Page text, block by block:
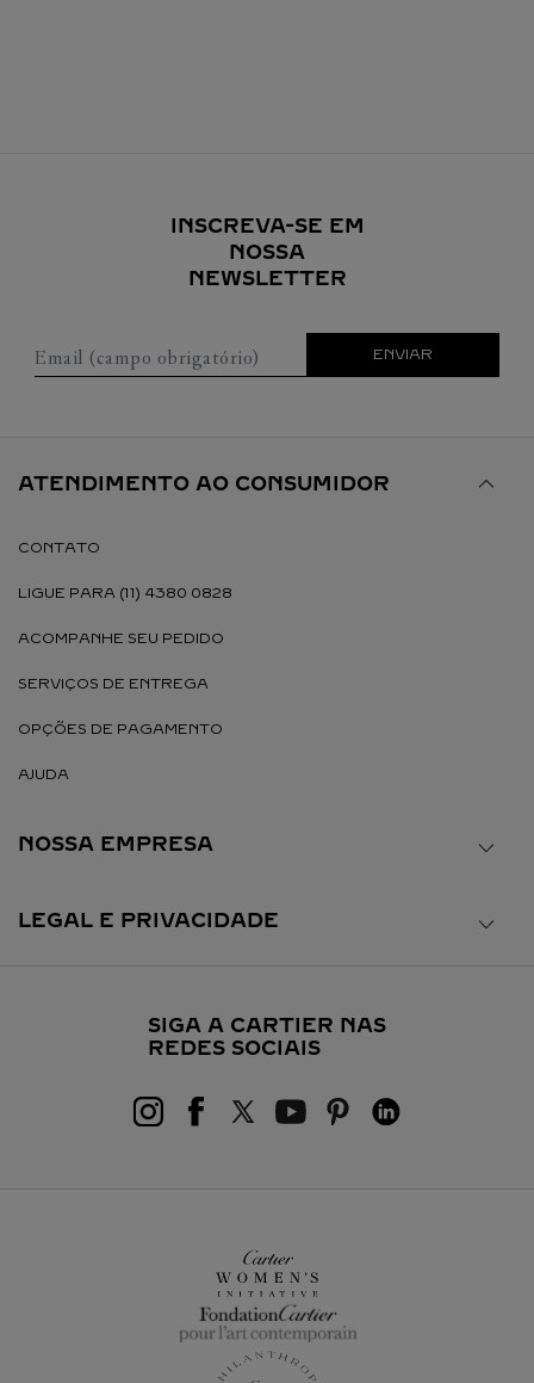
INSCREVA-SE EM
NOSSA
NEWSLETTER
Email (campo obrigatório) ENVIAR
ATENDIMENTO AO CONSUMIDOR
CONTATO
LIGUE PARA (11) 4380 0828
ACOMPANHE SEU PEDIDO
SERVIÇOS DE ENTREGA
OPÇÕES DE PAGAMENTO
AJUDA
NOSSA EMPRESA
LEGAL E PRIVACIDADE
SIGA A CARTIER NAS
REDES SOCIAIS